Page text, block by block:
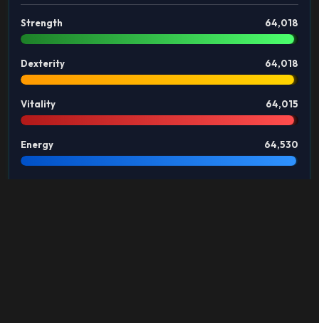
Strength 64,018
Dexterity 64,018
Vitality 64,015
Energy 64,530